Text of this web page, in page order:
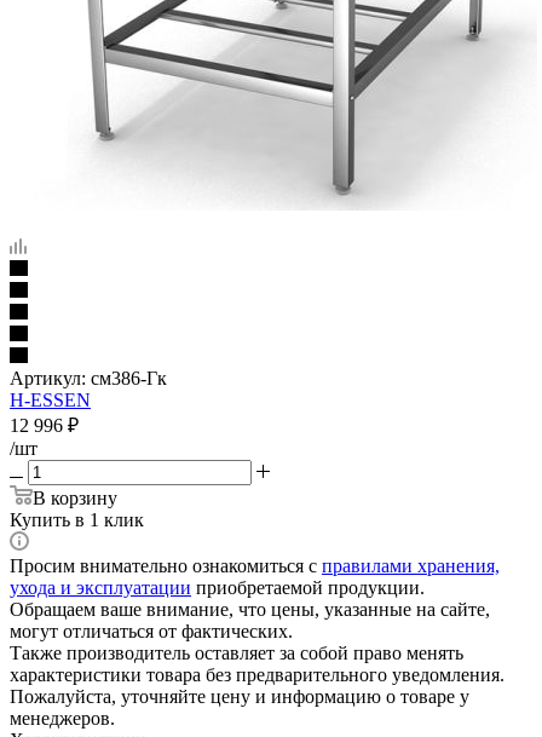
Артикул: см386-Гк
H-ESSEN
12 996 ₽
/шт
В корзину
Купить в 1 клик
Просим внимательно ознакомиться с правилами хранения,
ухода и эксплуатации приобретаемой продукции.
Обращаем ваше внимание, что цены, указанные на сайте,
могут отличаться от фактических.
Также производитель оставляет за собой право менять
характеристики товара без предварительного уведомления.
Пожалуйста, уточняйте цену и информацию о товаре у
менеджеров.